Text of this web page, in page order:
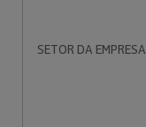
SETOR DA EMPRESA